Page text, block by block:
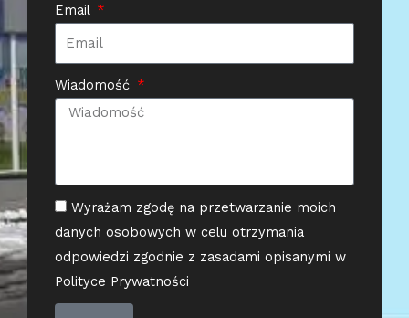
Email
Wiadomość
Wyrażam zgodę na przetwarzanie moich
danych osobowych w celu otrzymania
odpowiedzi zgodnie z zasadami opisanymi w
Polityce Prywatności